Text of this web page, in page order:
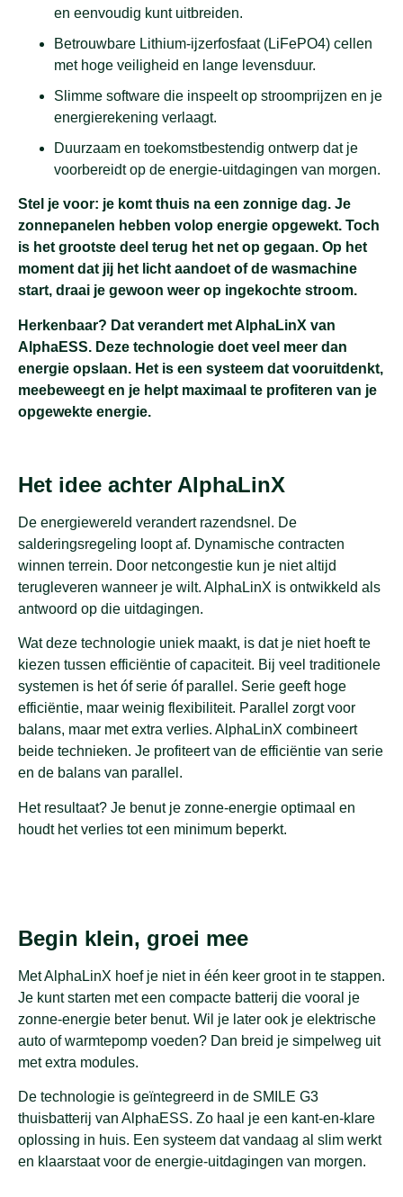
en eenvoudig kunt uitbreiden.
Betrouwbare Lithium-ijzerfosfaat (LiFePO4) cellen
met hoge veiligheid en lange levensduur.
Slimme software die inspeelt op stroomprijzen en je
energierekening verlaagt.
Duurzaam en toekomstbestendig ontwerp dat je
voorbereidt op de energie-uitdagingen van morgen.
Stel je voor: je komt thuis na een zonnige dag. Je
zonnepanelen hebben volop energie opgewekt. Toch
is het grootste deel terug het net op gegaan. Op het
moment dat jij het licht aandoet of de wasmachine
start, draai je gewoon weer op ingekochte stroom.
Herkenbaar? Dat verandert met AlphaLinX van
AlphaESS. Deze technologie doet veel meer dan
energie opslaan. Het is een systeem dat vooruitdenkt,
meebeweegt en je helpt maximaal te profiteren van je
opgewekte energie.
Het idee achter AlphaLinX
De energiewereld verandert razendsnel. De
salderingsregeling loopt af. Dynamische contracten
winnen terrein. Door netcongestie kun je niet altijd
terugleveren wanneer je wilt. AlphaLinX is ontwikkeld als
antwoord op die uitdagingen.
Wat deze technologie uniek maakt, is dat je niet hoeft te
kiezen tussen efficiëntie of capaciteit. Bij veel traditionele
systemen is het óf serie óf parallel. Serie geeft hoge
efficiëntie, maar weinig flexibiliteit. Parallel zorgt voor
balans, maar met extra verlies. AlphaLinX combineert
beide technieken. Je profiteert van de efficiëntie van serie
en de balans van parallel.
Het resultaat? Je benut je zonne-energie optimaal en
houdt het verlies tot een minimum beperkt.
Begin klein, groei mee
Met AlphaLinX hoef je niet in één keer groot in te stappen.
Je kunt starten met een compacte batterij die vooral je
zonne-energie beter benut. Wil je later ook je elektrische
auto of warmtepomp voeden? Dan breid je simpelweg uit
met extra modules.
De technologie is geïntegreerd in de SMILE G3
thuisbatterij van AlphaESS. Zo haal je een kant-en-klare
oplossing in huis. Een systeem dat vandaag al slim werkt
en klaarstaat voor de energie-uitdagingen van morgen.